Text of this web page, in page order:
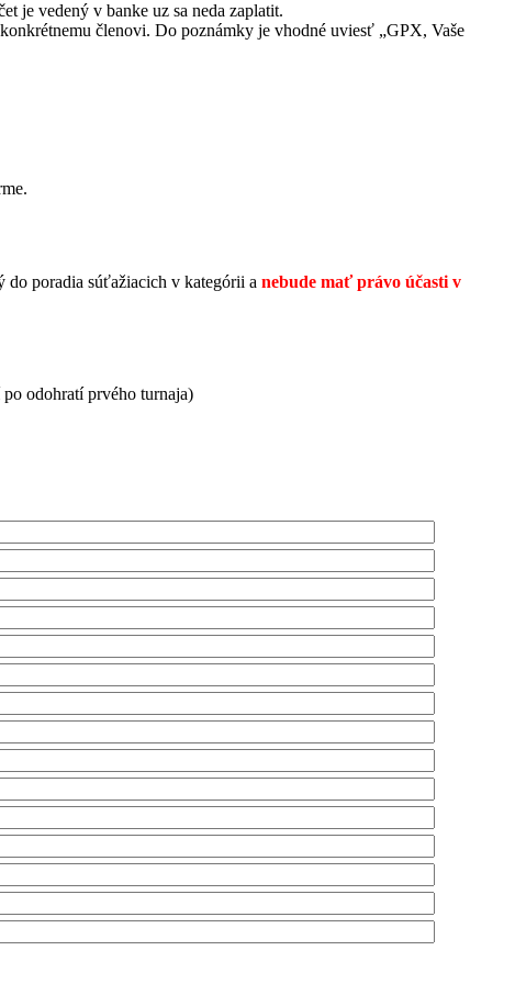
je vedený v banke uz sa neda zaplatit.
členovi. Do poznámky je vhodné uviesť „GPX, Vaše
do poradia súťažiacich v kategórii a nebude mať právo účasti v
odohratí prvého turnaja)